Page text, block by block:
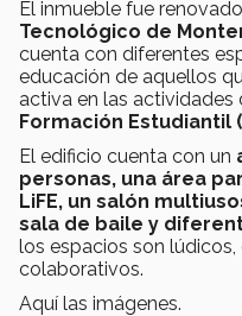
El inmueble fue
Tecnológico de
cuenta con diferentes
educación de aquellos
activa en las actividades
Formación Estudiantil
El edificio cuenta con un
personas, una área
LiFE, un salón
sala de baile y
los espacios son
colaborativos.
Aquí las imágenes.